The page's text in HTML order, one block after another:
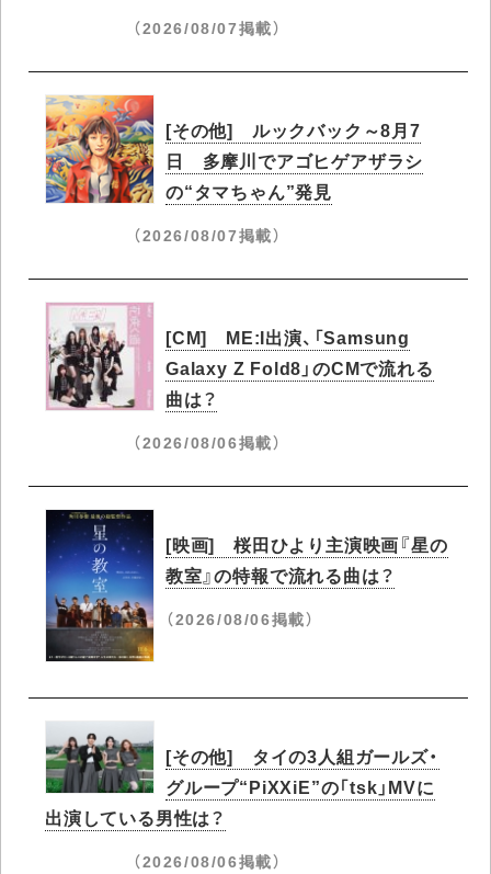
（2026/08/07掲載）
[その他] ルックバック～8月7
日 多摩川でアゴヒゲアザラシ
の“タマちゃん”発見
（2026/08/07掲載）
[CM] ME:I出演、「Samsung
Galaxy Z Fold8」のCMで流れる
曲は？
（2026/08/06掲載）
[映画] 桜田ひより主演映画『星の
教室』の特報で流れる曲は？
（2026/08/06掲載）
[その他] タイの3人組ガールズ・
グループ“PiXXiE”の「tsk」MVに
出演している男性は？
（2026/08/06掲載）